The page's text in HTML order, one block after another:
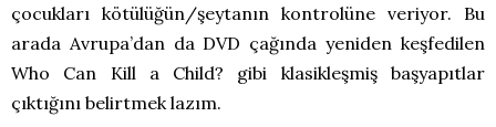
çocukları kötülüğün/şeytanın kontrolüne veriyor. Bu
arada Avrupa’dan da DVD çağında yeniden keşfedilen
Who Can Kill a Child? gibi klasikleşmiş başyapıtlar
çıktığını belirtmek lazım.